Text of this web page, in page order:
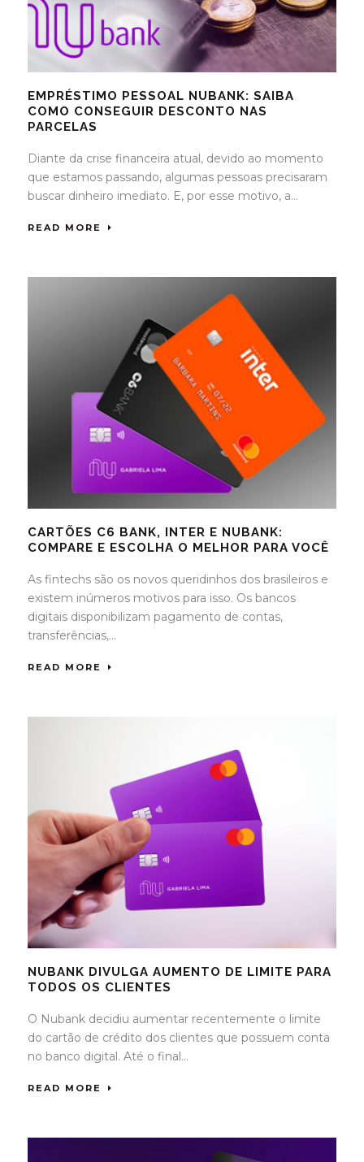
EMPRÉSTIMO PESSOAL NUBANK: SAIBA
COMO CONSEGUIR DESCONTO NAS
PARCELAS
Diante da crise financeira atual, devido ao momento
que estamos passando, algumas pessoas precisaram
buscar dinheiro imediato. E, por esse motivo, a...
READ MORE
CARTÕES C6 BANK, INTER E NUBANK:
COMPARE E ESCOLHA O MELHOR PARA VOCÊ
As fintechs são os novos queridinhos dos brasileiros e
existem inúmeros motivos para isso. Os bancos
digitais disponibilizam pagamento de contas,
transferências,...
READ MORE
NUBANK DIVULGA AUMENTO DE LIMITE PARA
TODOS OS CLIENTES
O Nubank decidiu aumentar recentemente o limite
do cartão de crédito dos clientes que possuem conta
no banco digital. Até o final...
READ MORE